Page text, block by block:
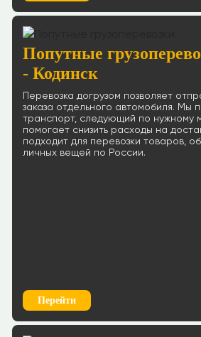
Попутные
- Кодинск
Перевозка догрузом позволяет
заказа отдельного автомобиля. Мы
транспорт, следующий по нужному
помогает снизить расходы на
подходит для перевозки товаров,
личных вещей по России.
Перейти